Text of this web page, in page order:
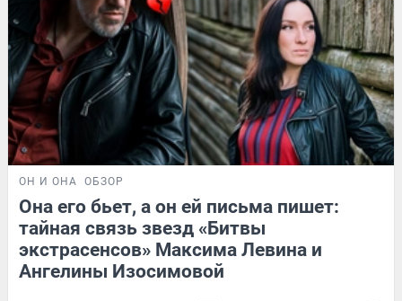
ОН И ОНА ОБЗОР
Она его бьет, а он ей письма пишет:
тайная связь звезд «Битвы
экстрасенсов» Максима Левина и
Ангелины Изосимовой